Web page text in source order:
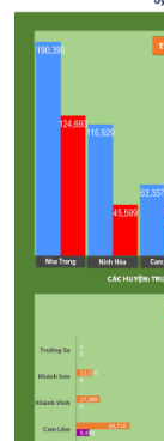
XÂY DỰNG